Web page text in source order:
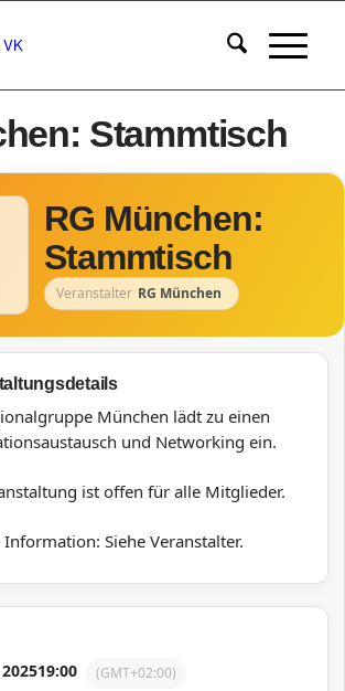
Stammtisch
RG München:
Stammtisch
Veranstalter RG München
München lädt zu einen
und Networking ein.
ist offen für alle Mitglieder.
Siehe Veranstalter.
19:00 (GMT+02:00)